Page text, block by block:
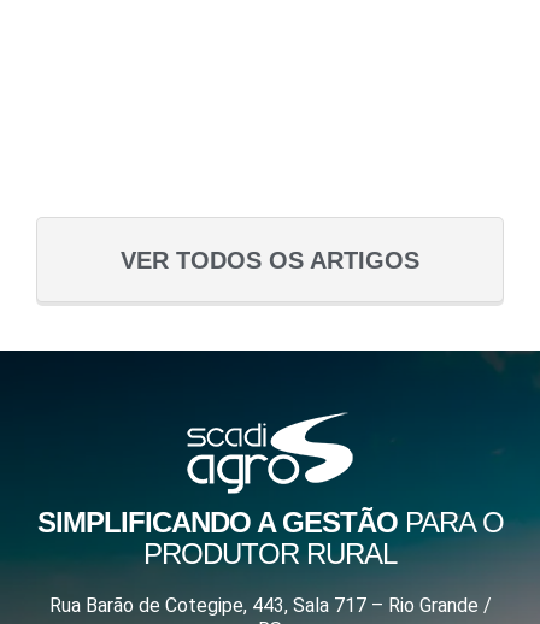
VER TODOS OS ARTIGOS
SIMPLIFICANDO A GESTÃOPARA O
PRODUTOR RURAL
Rua Barão de Cotegipe, 443, Sala 717 – Rio Grande /